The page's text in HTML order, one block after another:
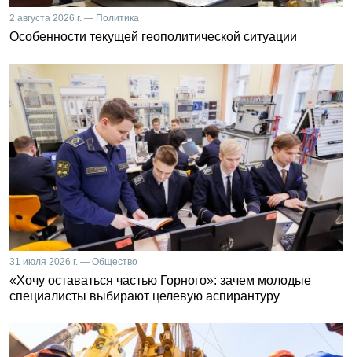
2 августа 2026 г. — Политика
Особенности текущей геополитической ситуации
31 июля 2026 г. — Общество
«Хочу оставаться частью Горного»: зачем молодые
специалисты выбирают целевую аспирантуру